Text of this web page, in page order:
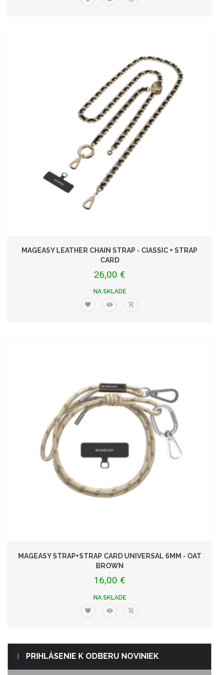
MAGEASY LEATHER CHAIN STRAP - CIASSIC + STRAP
CARD
26,00 €
NA SKLADE
MAGEASY STRAP+STRAP CARD UNIVERSAL 6MM - OAT
BROWN
16,00 €
NA SKLADE
PRIHLÁSENIE K ODBERU NOVINIEK